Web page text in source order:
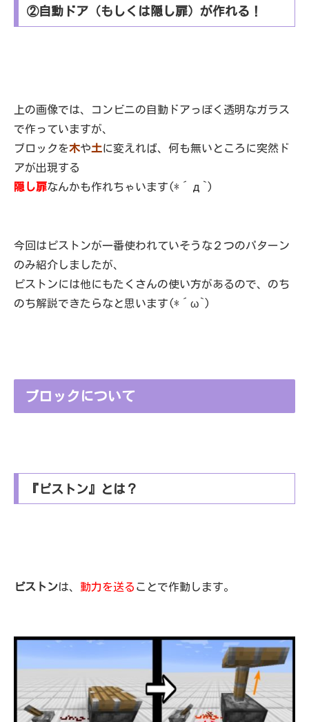
②自動ドア（もしくは隠し扉）が作れる！
上の画像では、コンビニの自動ドアっぽく透明なガラス
で作っていますが、
ブロックを木や土に変えれば、何も無いところに突然ド
アが出現する
隠し扉なんかも作れちゃいます(*´д`)
今回はピストンが一番使われていそうな２つのパターン
のみ紹介しましたが、
ピストンには他にもたくさんの使い方があるので、のち
のち解説できたらなと思います(*´ω`)
ブロックについて
『ピストン』とは？
ピストンは、 動力を送る ことで作動します。